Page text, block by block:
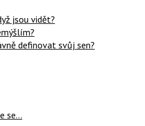
jsou vidět?
definovat svůj sen?
se...